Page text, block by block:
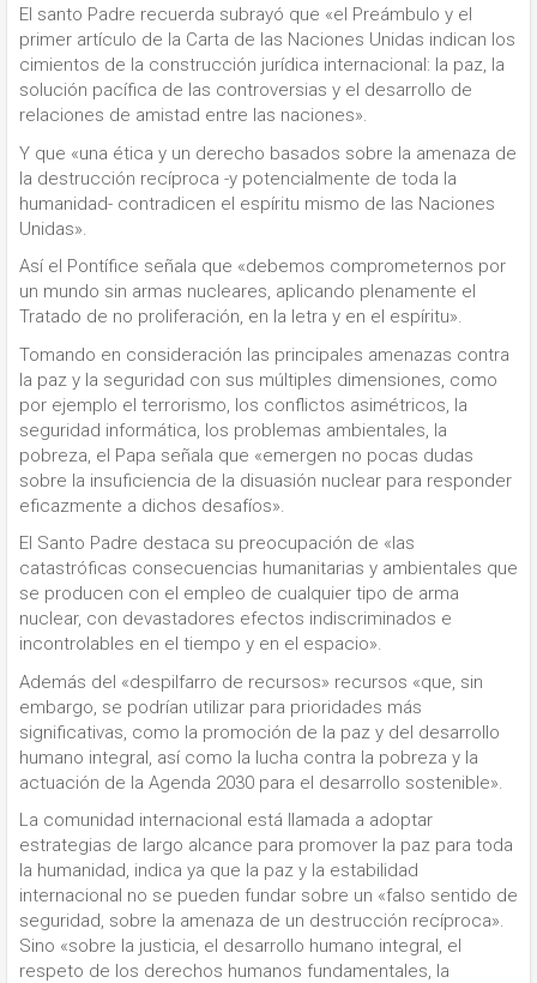
El santo Padre recuerda subrayó que «el Preámbulo y el
primer artículo de la Carta de las Naciones Unidas indican los
cimientos de la construcción jurídica internacional: la paz, la
solución pacífica de las controversias y el desarrollo de
relaciones de amistad entre las naciones».
Y que «una ética y un derecho basados sobre la amenaza de
la destrucción recíproca -y potencialmente de toda la
humanidad- contradicen el espíritu mismo de las Naciones
Unidas».
Así el Pontífice señala que «debemos comprometernos por
un mundo sin armas nucleares, aplicando plenamente el
Tratado de no proliferación, en la letra y en el espíritu».
Tomando en consideración las principales amenazas contra
la paz y la seguridad con sus múltiples dimensiones, como
por ejemplo el terrorismo, los conflictos asimétricos, la
seguridad informática, los problemas ambientales, la
pobreza, el Papa señala que «emergen no pocas dudas
sobre la insuficiencia de la disuasión nuclear para responder
eficazmente a dichos desafíos».
El Santo Padre destaca su preocupación de «las
catastróficas consecuencias humanitarias y ambientales que
se producen con el empleo de cualquier tipo de arma
nuclear, con devastadores efectos indiscriminados e
incontrolables en el tiempo y en el espacio».
Además del «despilfarro de recursos» recursos «que, sin
embargo, se podrían utilizar para prioridades más
significativas, como la promoción de la paz y del desarrollo
humano integral, así como la lucha contra la pobreza y la
actuación de la Agenda 2030 para el desarrollo sostenible».
La comunidad internacional está llamada a adoptar
estrategias de largo alcance para promover la paz para toda
la humanidad, indica ya que la paz y la estabilidad
internacional no se pueden fundar sobre un «falso sentido de
seguridad, sobre la amenaza de un destrucción recíproca».
Sino «sobre la justicia, el desarrollo humano integral, el
respeto de los derechos humanos fundamentales, la